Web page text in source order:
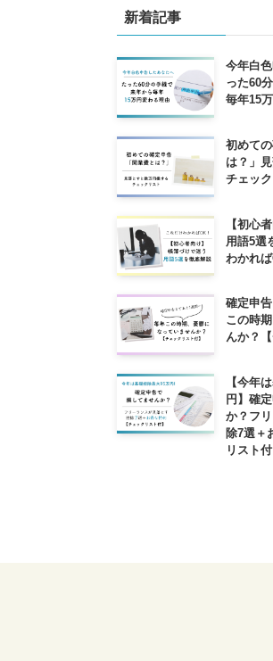
新着記事
今年白
った60
毎年15
初めて
は？」
チェッ
【初心
用語5選
わかれ
確定申
この時
んか？
【今年
円】確
か？フ
除7選＋
リスト付